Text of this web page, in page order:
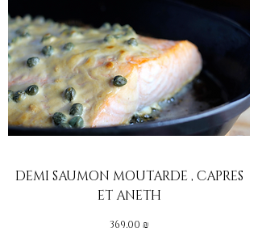
DEMI SAUMON MOUTARDE , CAPRES
ET ANETH
Prix
369,00 ₪